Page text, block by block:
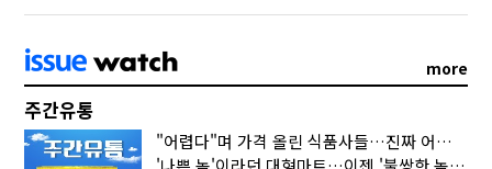
more
주간유통
"어렵다"며 가격 올린 식품사들…진짜 어려운 거 맞아?